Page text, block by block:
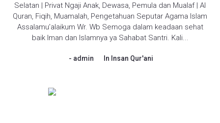
Selatan | Privat Ngaji Anak, Dewasa, Pemula dan Mualaf | Al
Quran, Fiqih, Muamalah, Pengetahuan Seputar Agama Islam
Assalamu’alaikum Wr. Wb Semoga dalam keadaan sehat
baik Iman dan Islamnya ya Sahabat Santri. Kali...
admin In Insan Qur'ani